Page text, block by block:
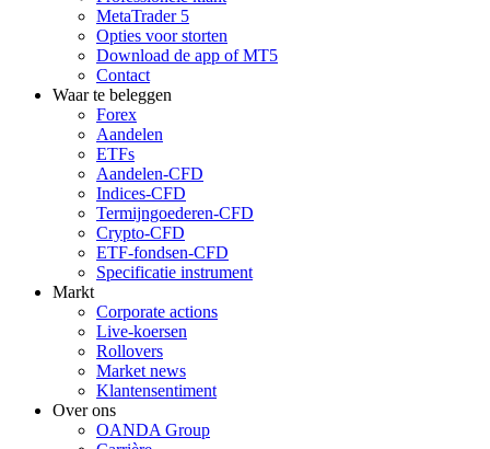
MetaTrader 5
Opties voor storten
Download de app of MT5
Contact
Waar te beleggen
Forex
Aandelen
ETFs
Aandelen-CFD
Indices-CFD
Termijngoederen-CFD
Crypto-CFD
ETF-fondsen-CFD
Specificatie instrument
Markt
Corporate actions
Live-koersen
Rollovers
Market news
Klantensentiment
Over ons
OANDA Group